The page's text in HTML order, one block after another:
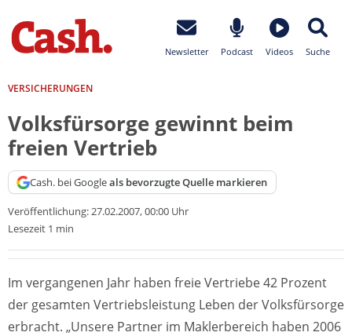
Newsletter Podcast Videos Suche
VERSICHERUNGEN
Volksfürsorge gewinnt beim
freien Vertrieb
Cash. bei Googleals bevorzugte Quelle markieren
Veröffentlichung:27.02.2007, 00:00 Uhr
Lesezeit 1 min
Im vergangenen Jahr haben freie Vertriebe 42 Prozent
der gesamten Vertriebsleistung Leben der Volksfürsorge
erbracht. „Unsere Partner im Maklerbereich haben 2006